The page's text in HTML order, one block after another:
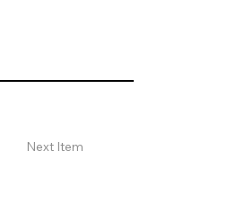
Next Item